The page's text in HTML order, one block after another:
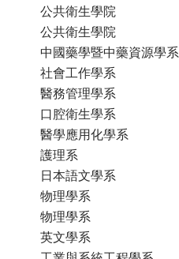
公共衛生學院
公共衛生學院
中國藥學暨中藥資源學系
社會工作學系
醫務管理學系
口腔衛生學系
醫學應用化學系
護理系
日本語文學系
物理學系
物理學系
英文學系